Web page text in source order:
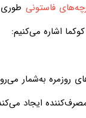
فاستونی
اشاره می‌کنیم:
و یونیفرم‌های روزمره
ایجاد